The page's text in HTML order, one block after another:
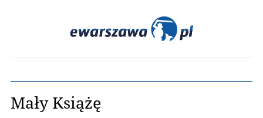
Mały Książę